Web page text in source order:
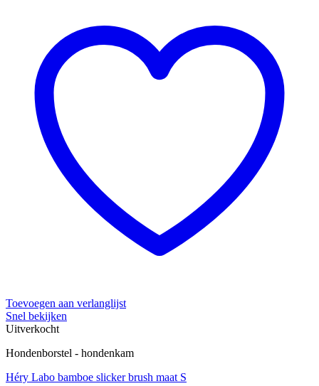
Toevoegen aan verlanglijst
Snel bekijken
Uitverkocht
Hondenborstel - hondenkam
Héry Labo bamboe slicker brush maat S